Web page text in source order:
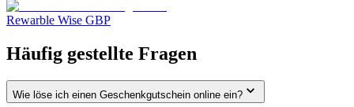
Rewarble Wise GBP
Häufig gestellte Fragen
Wie löse ich einen Geschenkgutschein online ein?